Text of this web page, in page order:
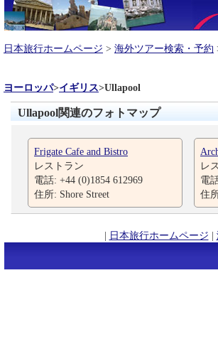
日本旅行ホームページ > 海外ツアー検索・予約
ヨーロッパ>イギリス>Ullapool
Ullapool関連のフォトマップ
Frigate Cafe and Bistro
レストラン
電話: +44 (0)1854 612969
住所: Shore Street
レ
電
住
| 日本旅行ホームページ |